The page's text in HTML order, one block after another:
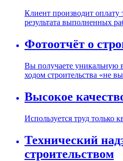
Клиент производит оплату
результата выполненных
Фотоотчёт о
Вы получаете уникальную
ходом строительства «не
Высокое
Используется труд только
Технический
строительством